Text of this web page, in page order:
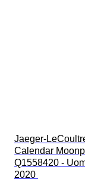
Jaeger-
Calendar
Q1558420 -
2020